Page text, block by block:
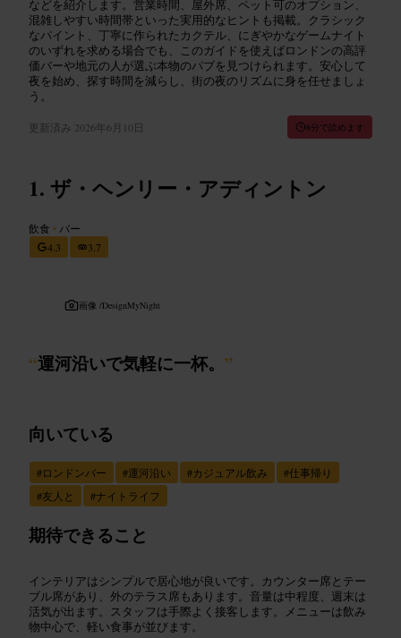
などを紹介します。営業時間、屋外席、ペット可のオプション、
混雑しやすい時間帯といった実用的なヒントも掲載。クラシック
なパイント、丁寧に作られたカクテル、にぎやかなゲームナイト
のいずれを求める場合でも、このガイドを使えばロンドンの高評
価バーや地元の人が選ぶ本物のパブを見つけられます。安心して
夜を始め、探す時間を減らし、街の夜のリズムに身を任せましょ
う。
更新済み 2026年6月10日 8分で読めます
ザ・ヘンリー・アディントン
飲食 • バー
4.3
3.7
画像 /DesignMyNight
“運河沿いで気軽に一杯。 ”
向いている
#ロンドンバー #運河沿い #カジュアル飲み #仕事帰り
#友人と #ナイトライフ
期待できること
インテリアはシンプルで居心地が良いです。カウンター席とテー
ブル席があり、外のテラス席もあります。音量は中程度、週末は
活気が出ます。スタッフは手際よく接客します。メニューは飲み
物中心で、軽い食事が並びます。